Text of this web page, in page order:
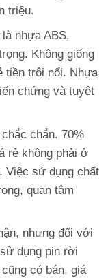
triệu.
nhựa ABS,
Không giống
tiền trôi nổi. Nhựa
chứng và tuyệt
chắn. 70%
rẻ không phải ở
Việc sử dụng chất
quan tâm
nhưng đối với
dụng pin rời
có bán, giá